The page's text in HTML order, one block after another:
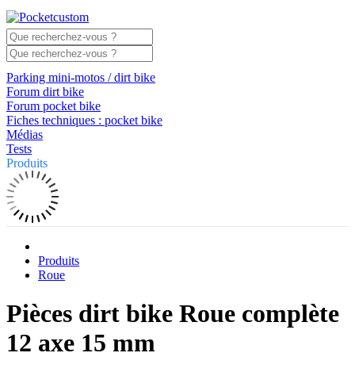
Parking mini-motos / dirt bike
Forum dirt bike
Forum pocket bike
Fiches techniques : pocket bike
Médias
Tests
Produits
Produits
Roue
Pièces dirt bike Roue complète
12 axe 15 mm